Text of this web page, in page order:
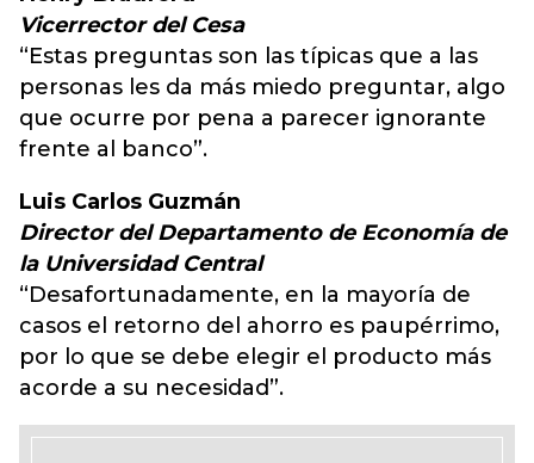
Vicerrector del Cesa
“Estas preguntas son las típicas que a las
personas les da más miedo preguntar, algo
que ocurre por pena a parecer ignorante
frente al banco”.
Luis Carlos Guzmán
Director del Departamento de Economía de
la Universidad Central
“Desafortunadamente, en la mayoría de
casos el retorno del ahorro es paupérrimo,
por lo que se debe elegir el producto más
acorde a su necesidad”.